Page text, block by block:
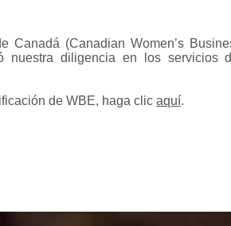
(Canadian Women’s
nuestra diligencia en los servicios
de WBE, haga clic aquí.